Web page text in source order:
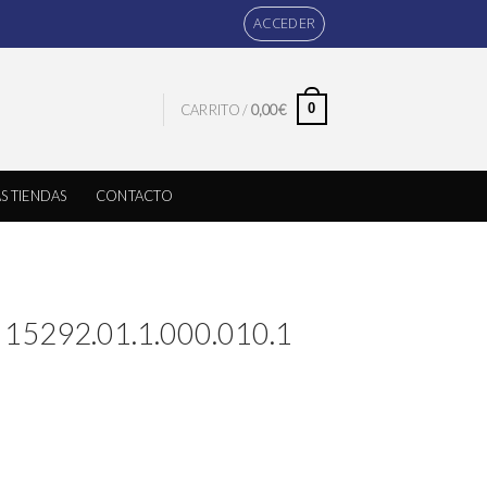
ACCEDER
CARRITO /0,00€ 0
TIENDAS CONTACTO